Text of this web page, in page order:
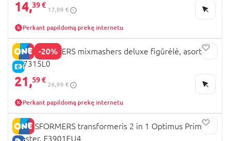
14,39 €
17,99 €
Perkant papildomą prekę internetu
-20%
E-KAINA
TRANSFORMERS mixmashers deluxe figūrėlė, asort.,
F97315L0
21,59 €
26,99 €
Perkant papildomą prekę internetu
TRANSFORMERS transformeris 2 in 1 Optimus Prime
Blaster, F3901EU4